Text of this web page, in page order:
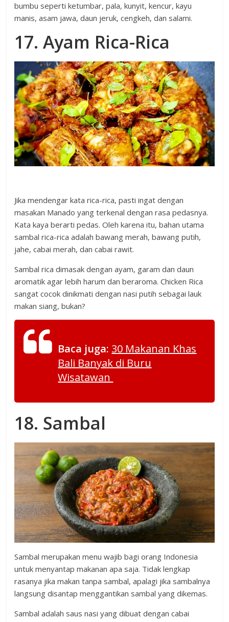
bumbu seperti ketumbar, pala, kunyit, kencur, kayu
manis, asam jawa, daun jeruk, cengkeh, dan salami.
17. Ayam Rica-Rica
Jika mendengar kata rica-rica, pasti ingat dengan
masakan Manado yang terkenal dengan rasa pedasnya.
Kata kaya berarti pedas. Oleh karena itu, bahan utama
sambal rica-rica adalah bawang merah, bawang putih,
jahe, cabai merah, dan cabai rawit.
Sambal rica dimasak dengan ayam, garam dan daun
aromatik agar lebih harum dan beraroma. Chicken Rica
sangat cocok dinikmati dengan nasi putih sebagai lauk
makan siang, bukan?
Baca juga: 30 Makanan Khas
Bali Banyak di Buru
Wisatawan
18. Sambal
Sambal merupakan menu wajib bagi orang Indonesia
untuk menyantap makanan apa saja. Tidak lengkap
rasanya jika makan tanpa sambal, apalagi jika sambalnya
langsung disantap menggantikan sambal yang dikemas.
Sambal adalah saus nasi yang dibuat dengan cabai